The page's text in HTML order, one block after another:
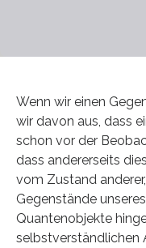
Wenn wir einen
wir davon aus, dass
schon vor der
dass andererseits
vom Zustand
Gegenstände
Quantenobjekte
selbstverständlichen